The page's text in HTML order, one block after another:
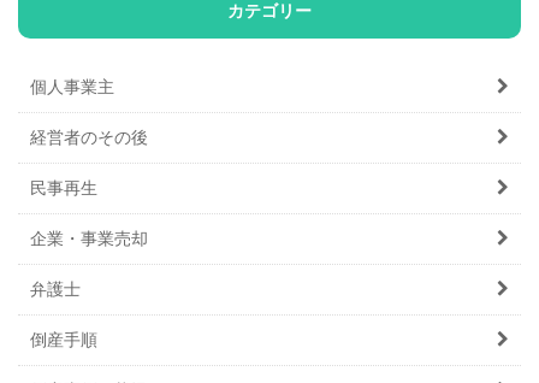
カテゴリー
個人事業主
経営者のその後
民事再生
企業・事業売却
弁護士
倒産手順